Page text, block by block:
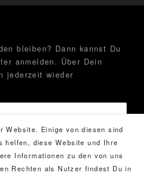
bleiben? Dann kannst Du
anmelden. Über Dein
jederzeit wieder
ich die
Daten­schutz­erklärung
kann ich jederzeit
Website. Einige von diesen sind
helfen, diese Website und Ihre
Informationen zu den von uns
Rechten als Nutzer findest Du in